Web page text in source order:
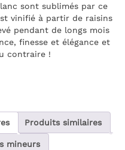
sont sublimés par ce
vinifié à partir de raisins
pendant de longs mois
finesse et élégance et
contraire !
Produits similaires
mineurs